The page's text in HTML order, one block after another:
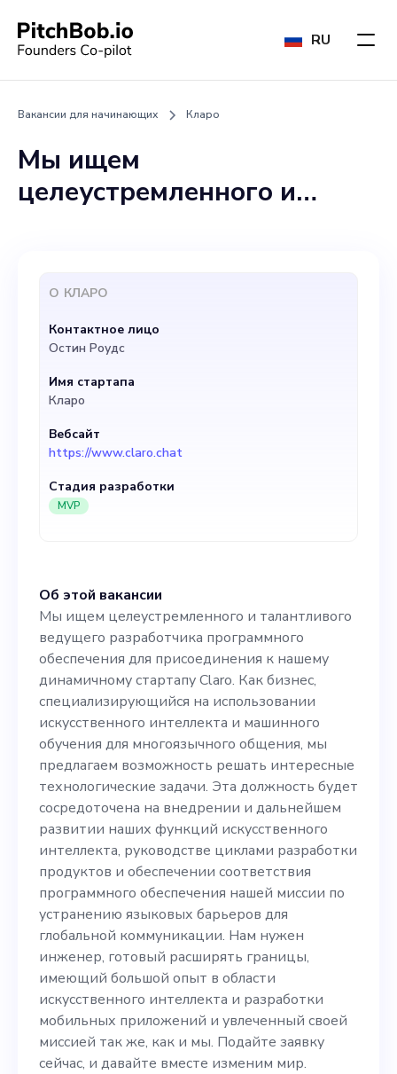
RU
Вакансии для начинающих Кларо
Мы ищем
целеустремленного и
программного обеспечения
для присоединения к
нашему динамичному
стартапу Claro. Как бизнес,
специализирующийся на
использовании
искусственного интеллекта
и машинного обучения для
возможность решать
интересные
технологические задачи.
Эта должность будет
сосредоточена на
внедрении и дальнейшем
развитии наших функций
искусственного
интеллекта, руководстве
циклами разработки
продуктов и обеспечении
соответствия
программного обеспечения
нашей миссии по
устранению языковых
Об этой вакансии
Мы ищем целеустремленного и талантливого
ведущего разработчика программного
обеспечения для присоединения к нашему
динамичному стартапу Claro. Как бизнес,
специализирующийся на использовании
искусственного интеллекта и машинного
обучения для многоязычного общения, мы
предлагаем возможность решать интересные
технологические задачи. Эта должность будет
сосредоточена на внедрении и дальнейшем
развитии наших функций искусственного
интеллекта, руководстве циклами разработки
продуктов и обеспечении соответствия
программного обеспечения нашей миссии по
устранению языковых барьеров для
глобальной коммуникации. Нам нужен
инженер, готовый расширять границы,
имеющий большой опыт в области
искусственного интеллекта и разработки
мобильных приложений и увлеченный своей
миссией так же, как и мы. Подайте заявку
сейчас, и давайте вместе изменим мир.
О КЛАРО
Контактное лицо
Остин Роудс
Имя стартапа
Кларо
Вебсайт
https://www.claro.chat
Стадия разработки
MVP